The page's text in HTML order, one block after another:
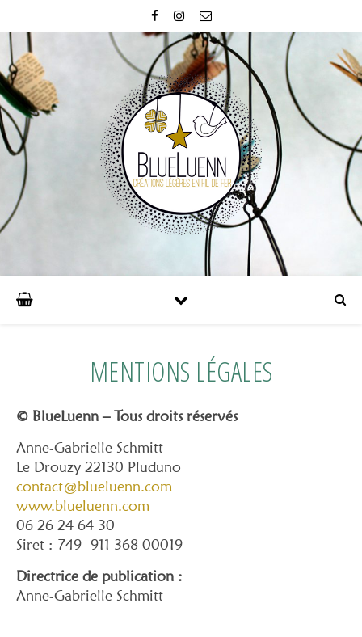
MENTIONS LÉGALES
© BlueLuenn – Tous droits réservés
Anne-Gabrielle Schmitt
Le Drouzy 22130 Pluduno
contact@blueluenn.com
www.blueluenn.com
06 26 24 64 30
Siret : 749 911 368 00019
Directrice de publication :
Anne-Gabrielle Schmitt